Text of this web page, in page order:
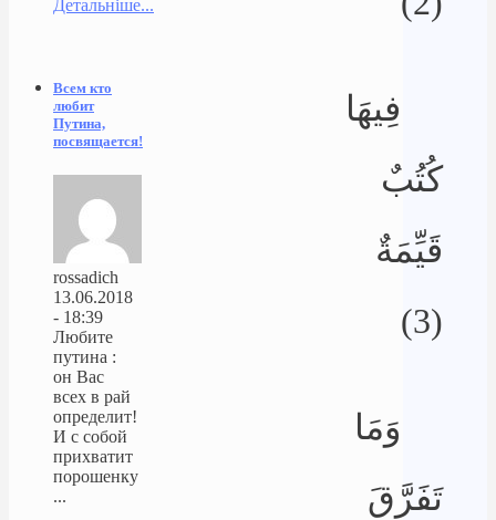
فِيهَا
كُتُبٌ
قَيِّمَةٌ
(3)
وَمَا
تَفَرَّقَ
Детальніше...
Всем кто
любит
Путина,
посвящается!
rossadich
13.06.2018
- 18:39
Любите
путина :
он Вас
всех в рай
определит!
И с собой
прихватит
порошенку
...